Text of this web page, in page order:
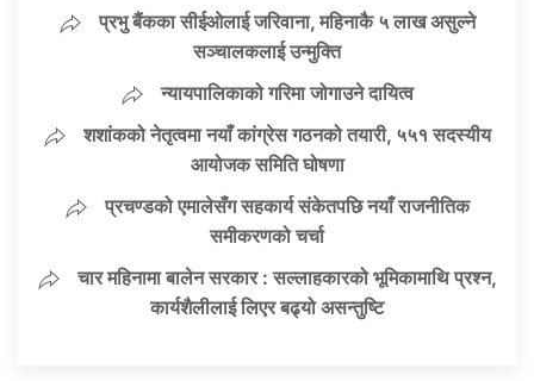
प्रभु बैंकका सीईओलाई जरिवाना, महिनाकै ५ लाख असुल्ने
सञ्चालकलाई उन्मुक्ति
न्यायपालिकाको गरिमा जोगाउने दायित्व
शशांकको नेतृत्वमा नयाँ कांग्रेस गठनको तयारी, ५५१ सदस्यीय
आयोजक समिति घोषणा
प्रचण्डको एमालेसँग सहकार्य संकेतपछि नयाँ राजनीतिक
समीकरणको चर्चा
चार महिनामा बालेन सरकार : सल्लाहकारको भूमिकामाथि प्रश्न,
कार्यशैलीलाई लिएर बढ्यो असन्तुष्टि